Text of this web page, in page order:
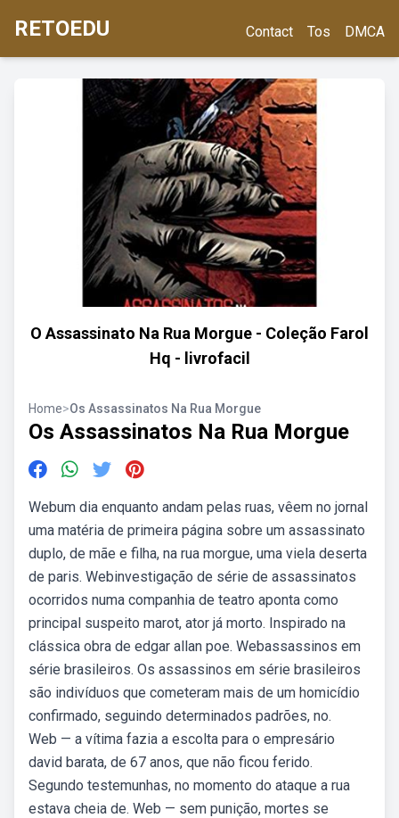
RETOEDU Contact Tos DMCA
O Assassinato Na Rua Morgue - Coleção Farol
Hq - livrofacil
Home>Os Assassinatos Na Rua Morgue
Os Assassinatos Na Rua Morgue
Webum dia enquanto andam pelas ruas, vêem no jornal
uma matéria de primeira página sobre um assassinato
duplo, de mãe e filha, na rua morgue, uma viela deserta
de paris. Webinvestigação de série de assassinatos
ocorridos numa companhia de teatro aponta como
principal suspeito marot, ator já morto. Inspirado na
clássica obra de edgar allan poe. Webassassinos em
série brasileiros. Os assassinos em série brasileiros
são indivíduos que cometeram mais de um homicídio
confirmado, seguindo determinados padrões, no.
Web — a vítima fazia a escolta para o empresário
david barata, de 67 anos, que não ficou ferido.
Segundo testemunhas, no momento do ataque a rua
estava cheia de. Web — sem punição, mortes se